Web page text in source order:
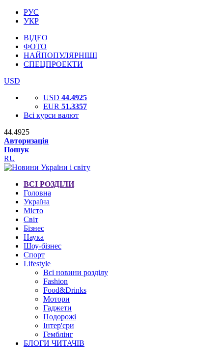
РУС
УКР
ВІДЕО
ФОТО
НАЙПОПУЛЯРНІШІ
СПЕЦПРОЕКТИ
USD
USD 44.4925
EUR 51.3357
Всі курси валют
44.4925
Авторизація
Пошук
RU
ВСІ РОЗДІЛИ
Головна
Україна
Місто
Світ
Бізнес
Наука
Шоу-бізнес
Спорт
Lifestyle
Всі новини розділу
Fashion
Food&Drinks
Мотори
Гаджети
Подорожі
Інтер'єри
Гемблінг
БЛОГИ ЧИТАЧІВ